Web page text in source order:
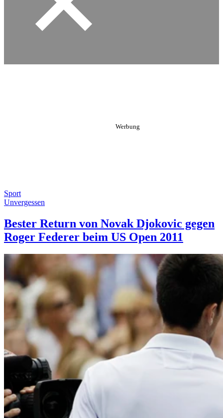
Sport
Unvergessen
Bester Return von Novak Djokovic gegen
Roger Federer beim US Open 2011